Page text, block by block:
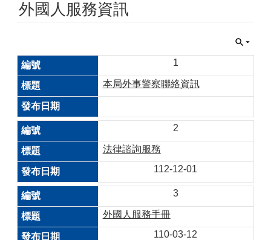
外國人服務資訊
1
本局外事警察聯絡資訊
2
法律諮詢服務
112-12-01
3
外國人服務手冊
110-03-12